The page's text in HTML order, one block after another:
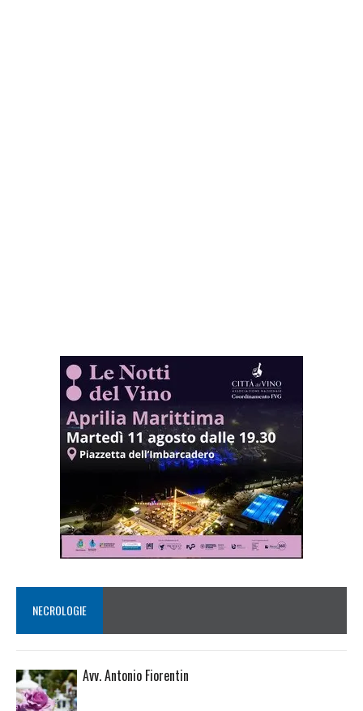
NECROLOGIE
Avv. Antonio Fiorentin